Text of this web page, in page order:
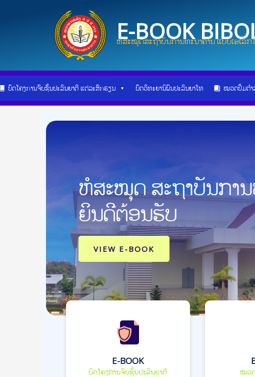
E-BOOK
ຫໍສະໝຸດສະຖາບັນການທະນາຄານ ແບບເອເລັກ
ບົດໂຄງການຈົບຊັ້ນປະລິນຍາຕີ ແຕ່ລະສົກຮຽນ ບົດວິທະຍານິພົນປະລິນຍາໂທ ໝວດປື້ມຕຳ
ຫໍສະໝຸດ ສະຖາບັນການ
ຍິນດີຕ້ອນຮັບ
VIEW E-BOOK
E-BOOK
ບົດໂຄງການຈົບຊັ້ນປະລິນຍາຕີ ໝວ
navigation